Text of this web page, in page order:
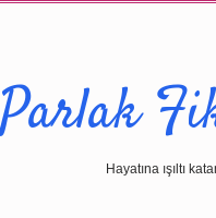
Parlak
Hayatına ışıltı